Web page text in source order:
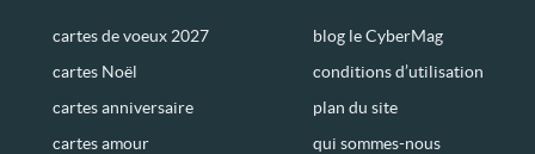
cartes de voeux 2027
cartes Noël
cartes anniversaire
cartes amour
blog le CyberMag
conditions d’utilisation
plan du site
qui sommes-nous